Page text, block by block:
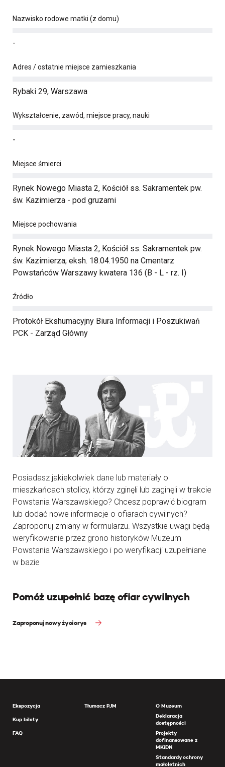
Nazwisko rodowe matki (z domu)
-
Adres / ostatnie miejsce zamieszkania
Rybaki 29, Warszawa
Wykształcenie, zawód, miejsce pracy, nauki
-
Miejsce śmierci
Rynek Nowego Miasta 2, Kościół ss. Sakramentek pw.
św. Kazimierza - pod gruzami
Miejsce pochowania
Rynek Nowego Miasta 2, Kościół ss. Sakramentek pw.
św. Kazimierza; eksh. 18.04.1950 na Cmentarz
Powstańców Warszawy kwatera 136 (B - L - rz. I)
Źródło
Protokół Ekshumacyjny Biura Informacji i Poszukiwań
PCK - Zarząd Główny
Posiadasz jakiekolwiek dane lub materiały o
mieszkańcach stolicy, którzy zginęli lub zaginęli w trakcie
Powstania Warszawskiego? Chcesz poprawić biogram
lub dodać nowe informacje o ofiarach cywilnych?
Zaproponuj zmiany w formularzu. Wszystkie uwagi będą
weryfikowanie przez grono historyków Muzeum
Powstania Warszawskiego i po weryfikacji uzupełniane
w bazie
Pomóż uzupełnić bazę ofiar cywilnych
Zaproponuj nowy życiorys
Ekspozycja
Kup bilety
FAQ
Tłumacz PJM
O Muzeum
Deklaracja
dostępności
Projekty
dofinansowane z
MKiDN
Standardy ochrony
małoletnich